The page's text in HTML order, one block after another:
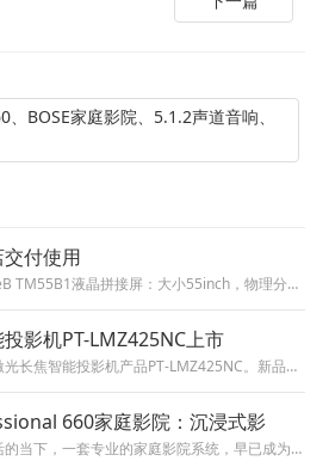
BOSE家庭影院、5.1.2声道音响、
付使用
采用DoubleB TM55B1液晶拼接屏：大小55inch，物理分辨率1920*1080，物理拼缝...
影机PT-LMZ425NC上市
松下最新推出的激光长焦智能投影机产品PT-LMZ425NC。新品具有稳定、鲜艳的显示效果；简单、便捷的操作体验，拥有 4...
660家庭影院：沉浸式影
在追求高品质生活的当下，一套专业的家庭影院系统，早已成为都市家庭放松娱乐、社交聚会的核心选择。BOSE Professi...